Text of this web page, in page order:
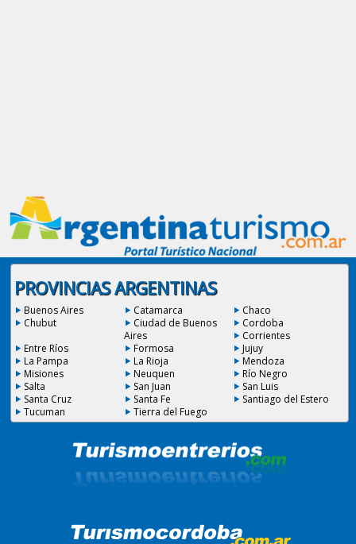
PROVINCIAS ARGENTINAS
Buenos Aires Catamarca
Chaco
Chubut
Ciudad de Buenos
Aires
Cordoba
Corrientes
Entre Ríos
Formosa
Jujuy
La Pampa
La Rioja
Mendoza
Misiones
Neuquen
Río Negro
Salta
San Juan
San Luis
Santa Cruz
Santa Fe
Santiago del Estero
Tucuman
Tierra del Fuego